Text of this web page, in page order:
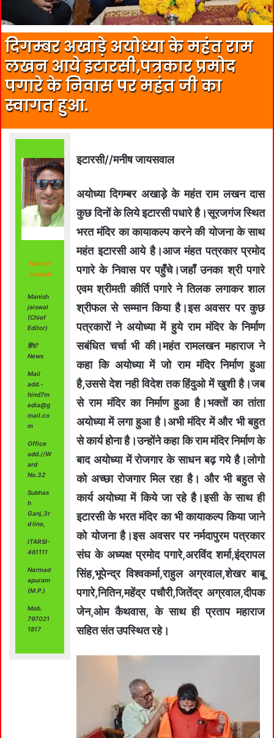
दिगम्बर अखाड़े अयोध्या के महंत राम
लखन आये इटारसी,पत्रकार प्रमोद
पगारे के निवास पर महंत जी का
स्वागत हुआ.
Manish
Jaiswal
Manish
jaiswal
(Chief
Editor)
हिंद7
News
Mail
add.-
hind7m
edia@g
mail.co
m
Office
add.//W
ard
No.32
Subhas
h
Ganj,3r
d line,
ITARSI-
461111
Narmad
apuram
(M.P.)
Mob.
797021
1817
इटारसी//मनीष जायसवाल
अयोध्या दिगम्बर अखाड़े के महंत राम लखन दास
कुछ दिनों के लिये इटारसी पधारे है।सूरजगंज स्थित
भरत मंदिर का कायाकल्प करने की योजना के साथ
महंत इटारसी आये है।आज मंहत पत्रकार प्रमोद
पगारे के निवास पर पहुँचे।जहाँ उनका श्री पगारे
एवम श्रीमती कीर्ति पगारे ने तिलक लगाकर शाल
श्रीफल से सम्मान किया है।इस अवसर पर कुछ
पत्रकारों ने अयोध्या में हुये राम मंदिर के निर्माण
सबंधित चर्चा भी की।महंत रामलखन महाराज ने
कहा कि अयोध्या में जो राम मंदिर निर्माण हुआ
है,उससे देश नही विदेश तक हिंदुओ में खुशी है।जब
से राम मंदिर का निर्माण हुआ है।भक्तों का तांता
अयोध्या में लगा हुआ है।अभी मंदिर में और भी बहुत
से कार्य होना है।उन्होंने कहा कि राम मंदिर निर्माण के
बाद अयोध्या में रोजगार के साधन बढ़ गये है।लोगो
को अच्छा रोजगार मिल रहा है। और भी बहुत से
कार्य अयोध्या में किये जा रहे है।इसी के साथ ही
इटारसी के भरत मंदिर का भी कायाकल्प किया जाने
को योजना है।इस अवसर पर नर्मदापुरम पत्रकार
संघ के अध्यक्ष प्रमोद पगारे,अरविंद शर्मा,इंद्रापल
सिंह,भूपेन्द्र विश्वकर्मा,राहुल अग्रवाल,शेखर बाबू
पगारे,नितिन,महेंद्र पचौरी,जितेंद्र अग्रवाल,दीपक
जेन,ओम कैथवास, के साथ ही प्रताप महाराज
सहित संत उपस्थित रहे।